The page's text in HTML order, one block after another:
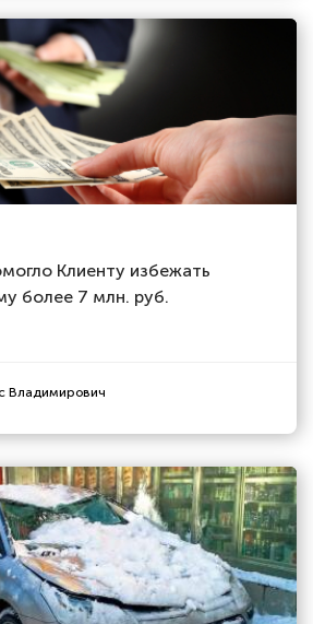
Клиенту избежать
более 7 млн. руб.
Владимирович